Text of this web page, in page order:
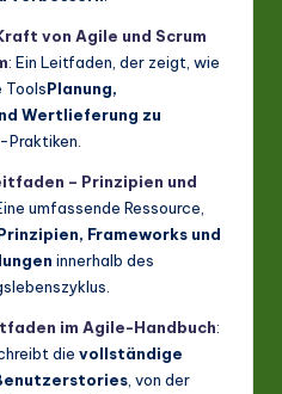
von Agile und Scrum
: Ein Leitfaden, der zeigt, wie
ToolsPlanung,
Wertlieferung zu
Praktiken.
– Prinzipien und
umfassende Ressource,
Frameworks und
innerhalb des
im Agile-Handbuch:
die vollständige
, von der